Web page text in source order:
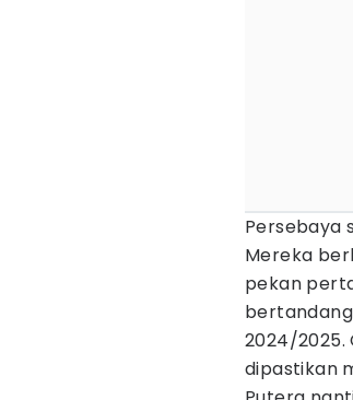
Persebaya
Mereka
pekan
2024/
dipastikan